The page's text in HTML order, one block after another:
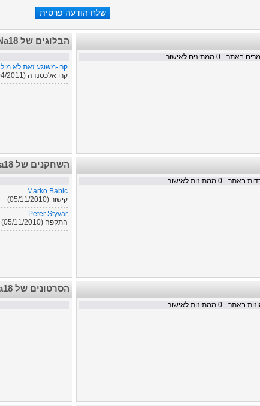
באתר - 0 ממתינים לאישור
הבלוגים של yuvalNa18
קרו-משוגע זאת לא
קרו אלכסנדה (03/04/2011)
באתר - 0 ממתינות לאישור
השחקנים של yuvalNa18
Marko Babic
קישור (05/11/2010)
Peter Styvar
התקפה (05/11/2010)
באתר - 0 ממתינות לאישור
הסרטונים של yuvalNa18